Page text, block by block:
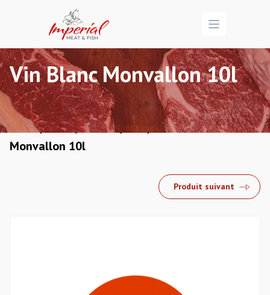
Open menu
Vin Blanc Monvallon 10l
Accueil/ Divers/Boissons / Vins
/ Vin Blanc
Monvallon 10l
Produit suivant